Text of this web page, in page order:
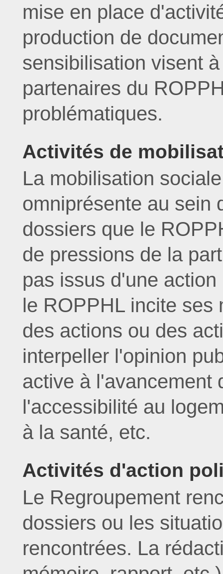
mise en place
production de
sensibilisation visent
partenaires du
problématiques.
Activités de
La mobilisation
omniprésente au sein
dossiers que le
de pressions de la
pas issus d'une
le ROPPHL incite ses
des actions ou des
interpeller l'opinion
active à l'avancement
l'accessibilité au
à la santé, etc.
Activités d'action
Le Regroupement
dossiers ou les
rencontrées. La